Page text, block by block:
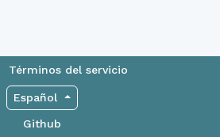
Términos del servicio
Español
Github